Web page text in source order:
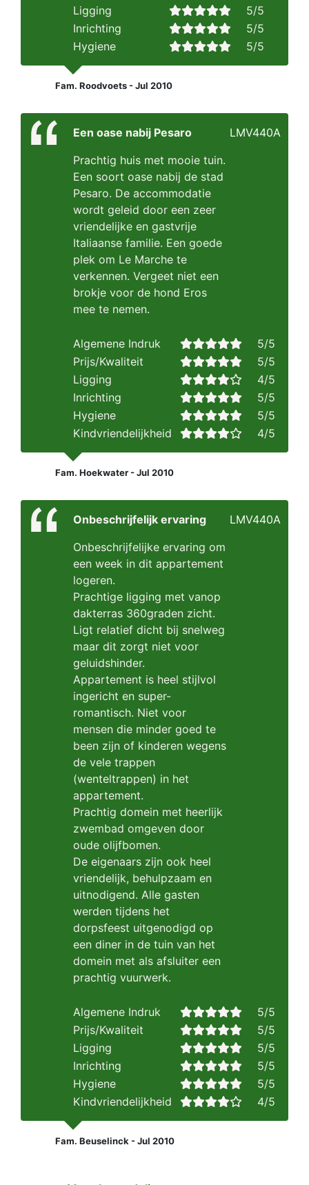
Ligging
5/5
Inrichting
5/5
Hygiene
5/5
Fam. Roodvoets - Jul 2010
Een oase nabij Pesaro
Prachtig huis met mooie tuin.
Een soort oase nabij de stad
Pesaro. De accommodatie
wordt geleid door een zeer
vriendelijke en gastvrije
Italiaanse familie. Een goede
plek om Le Marche te
verkennen. Vergeet niet een
brokje voor de hond Eros
mee te nemen.
LMV440A
Algemene Indruk
5/5
Prijs/Kwaliteit
5/5
Ligging
4/5
Inrichting
5/5
Hygiene
5/5
Kindvriendelijkheid
4/5
Fam. Hoekwater - Jul 2010
Onbeschrijfelijk ervaring
Onbeschrijfelijke ervaring om
een week in dit appartement
logeren.
Prachtige ligging met vanop
dakterras 360graden zicht.
Ligt relatief dicht bij snelweg
maar dit zorgt niet voor
geluidshinder.
Appartement is heel stijlvol
ingericht en super-
romantisch. Niet voor
mensen die minder goed te
been zijn of kinderen wegens
de vele trappen
(wenteltrappen) in het
appartement.
Prachtig domein met heerlijk
zwembad omgeven door
oude olijfbomen.
De eigenaars zijn ook heel
vriendelijk, behulpzaam en
uitnodigend. Alle gasten
werden tijdens het
dorpsfeest uitgenodigd op
een diner in de tuin van het
domein met als afsluiter een
prachtig vuurwerk.
LMV440A
Algemene Indruk
5/5
Prijs/Kwaliteit
5/5
Ligging
5/5
Inrichting
5/5
Hygiene
5/5
Kindvriendelijkheid
4/5
Fam. Beuselinck - Jul 2010